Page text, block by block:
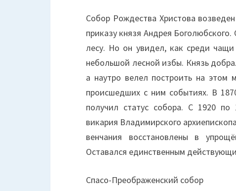
Собор Рождества Христова
приказу князя Андрея
лесу. Но он увидел, как среди
небольшой лесной избы. Князь
а наутро велел построить на этом
происшедших с ним событиях. В
получил статус собора. С 1920
викария Владимирского
венчания восстановлены в
Оставался единственным
Спасо-Преображенский собор